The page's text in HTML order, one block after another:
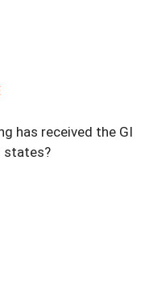
has received the GI
states?